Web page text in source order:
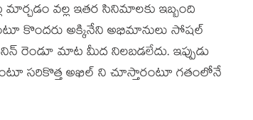
వల్ల ఇతర సినిమాలకు ఇబ్బంది
కొందరు అక్కినేని అభిమానులు సోషల్
రెండూ మాట మీద నిలబడలేదు. ఇప్పుడు
సరికొత్త అఖిల్ ని చూస్తారంటూ గతంలోనే